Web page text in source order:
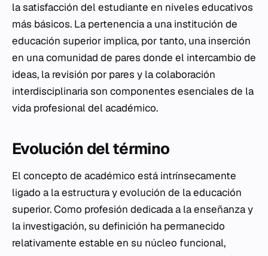
la satisfacción del estudiante en niveles educativos
más básicos. La pertenencia a una institución de
educación superior implica, por tanto, una inserción
en una comunidad de pares donde el intercambio de
ideas, la revisión por pares y la colaboración
interdisciplinaria son componentes esenciales de la
vida profesional del académico.
Evolución del término
El concepto de académico está intrínsecamente
ligado a la estructura y evolución de la educación
superior. Como profesión dedicada a la enseñanza y
la investigación, su definición ha permanecido
relativamente estable en su núcleo funcional,